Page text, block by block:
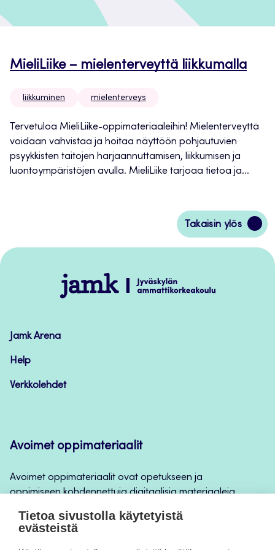
MieliLiike – mielenterveyttä liikkumalla
liikkuminen mielenterveys
Tervetuloa MieliLiike-oppimateriaaleihin! Mielenterveyttä
voidaan vahvistaa ja hoitaa näyttöön pohjautuvien
psyykkisten taitojen harjaannuttamisen, liikkumisen ja
luontoympäristöjen avulla. MieliLiike tarjoaa tietoa ja...
Takaisin ylös
Siirry
takaisin
Jamk
–
Jamk Arena
Help
Verkkolehdet
Avoimet oppimateriaalit
Avoimet oppimateriaalit ovat opetukseen ja
oppimiseen kohdennettuja digitaalisia materiaaleja,
opintojaksototeutuksilla, jatkuvan oppimisen ja
Tietoa sivustolla käytetyistä
evästeistä